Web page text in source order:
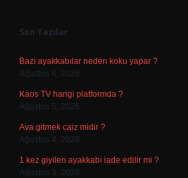
Son Yazılar
Bazı ayakkabılar neden koku yapar ?
Ağustos 6, 2026
Kaos TV hangi platformda ?
Ağustos 5, 2026
Ava gitmek caiz midir ?
Ağustos 4, 2026
1 kez giyilen ayakkabı iade edilir mi ?
Ağustos 3, 2026